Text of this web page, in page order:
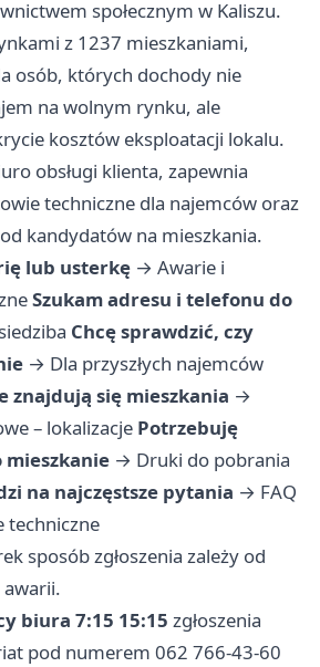
społecznym w Kaliszu.
z 1237 mieszkaniami,
osób, których dochody nie
na wolnym rynku, ale
kosztów eksploatacji lokalu.
obsługi klienta, zapewnia
techniczne dla najemców oraz
kandydatów na mieszkania.
lub usterkę → Awarie i
Szukam adresu i telefonu do
Chcę sprawdzić, czy
→ Dla przyszłych najemców
znajdują się mieszkania →
– lokalizacje Potrzebuję
mieszkanie → Druki do pobrania
na najczęstsze pytania → FAQ
techniczne
sposób zgłoszenia zależy od
biura 7:15 15:15 zgłoszenia
pod numerem 062 766-43-60